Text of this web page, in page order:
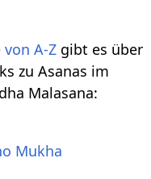
von A-Z gibt es über
zu Asanas im
Malasana:
Mukha